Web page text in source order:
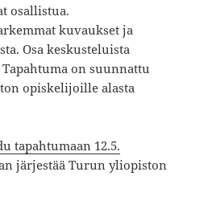
osallistua.
kuvaukset ja
Osa keskusteluista
on suunnattu
opiskelijoille alasta
tapahtumaan 12.5.
järjestää Turun yliopiston